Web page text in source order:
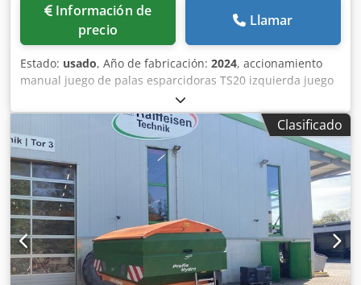
Información de
precio
Llamar
Estado: usado, Año de fabricación: 2024, accionamiento
manual juego de palas esparcidoras TS20 izquierda juego
de palas esparcidoras TS20 / derecha accionamiento
hidráulico izquierdo con AutoTS y FlowControl ProfiSPro
accionamiento hidráulico derecho con AutoTS y
FlowControl ProfiSPro disco principal izquierdo con AutoTS
/ disco principal derecho Credpotrdzwjfx Aixsf
Clasificado